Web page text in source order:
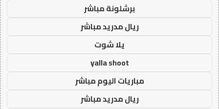
برشلونة مباشر
ريال مدريد مباشر
يلا شوت
yalla shoot
مباريات اليوم مباشر
ريال مدريد مباشر